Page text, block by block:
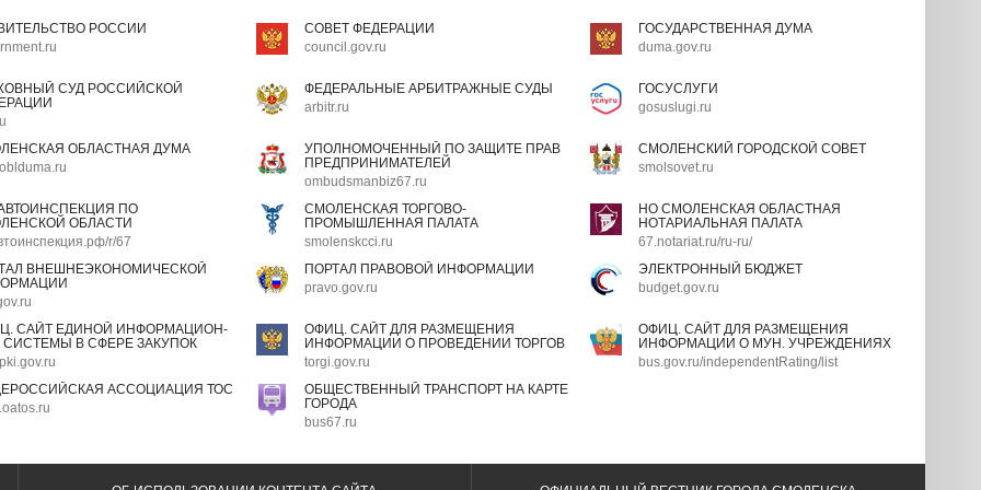
РОССИИ
СОВЕТ ФЕДЕРАЦИИ
council.gov.ru
ГОСУДАРСТВЕННАЯ ДУМА
duma.gov.ru
СУД РОССИЙСКОЙ
ФЕДЕРАЛЬНЫЕ АРБИТРАЖНЫЕ СУДЫ
arbitr.ru
ГОСУСЛУГИ
gosuslugi.ru
ОБЛАСТНАЯ ДУМА
УПОЛНОМОЧЕННЫЙ ПО ЗАЩИТЕ ПРАВ
ПРЕДПРИНИМАТЕЛЕЙ
ombudsmanbiz67.ru
СМОЛЕНСКИЙ ГОРОДСКОЙ СОВЕТ
smolsovet.ru
ПО
ОБЛАСТИ
r/67
СМОЛЕНСКАЯ ТОРГОВО-
ПРОМЫШЛЕННАЯ ПАЛАТА
smolenskcci.ru
НО СМОЛЕНСКАЯ ОБЛАСТНАЯ
НОТАРИАЛЬНАЯ ПАЛАТА
67.notariat.ru/ru-ru/
ВНЕШНЕЭКОНОМИЧЕСКОЙ
ПОРТАЛ ПРАВОВОЙ ИНФОРМАЦИИ
pravo.gov.ru
ЭЛЕКТРОННЫЙ БЮДЖЕТ
budget.gov.ru
САЙТ ЕДИНОЙ ИНФОРМАЦИОН-
СИСТЕМЫ В СФЕРЕ ЗАКУПОК
ОФИЦ. САЙТ ДЛЯ РАЗМЕЩЕНИЯ
ИНФОРМАЦИИ О ПРОВЕДЕНИИ ТОРГОВ
torgi.gov.ru
ОФИЦ. САЙТ ДЛЯ РАЗМЕЩЕНИЯ
ИНФОРМАЦИИ О МУН. УЧРЕЖДЕНИЯХ
bus.gov.ru/independentRating/list
АССОЦИАЦИЯ ТОС
ОБЩЕСТВЕННЫЙ ТРАНСПОРТ НА КАРТЕ
ГОРОДА
bus67.ru